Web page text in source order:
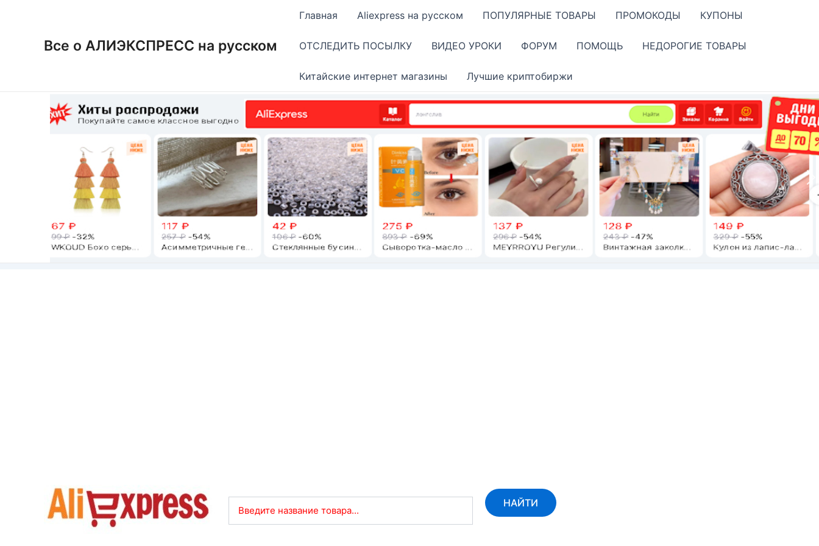
содержимомуВсе о АЛИЭКСПРЕСС на русском
Главная Aliexpress на русском ПОПУЛЯРНЫЕ ТОВАРЫ ПРОМОКОДЫ КУПОНЫ
ОТСЛЕДИТЬ ПОСЫЛКУ ВИДЕО УРОКИ ФОРУМ ПОМОЩЬ НЕДОРОГИЕ ТОВАРЫ
Китайские интернет магазины Лучшие криптобиржи
Введите название товара...
НАЙТИ